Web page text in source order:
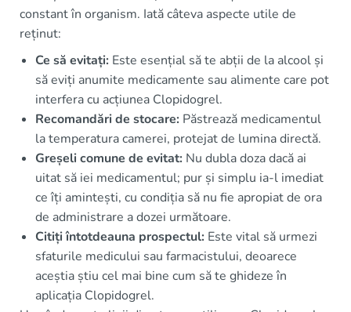
constant în organism. Iată câteva aspecte utile de
reținut:
Ce să evitați: Este esențial să te abții de la alcool și
să eviți anumite medicamente sau alimente care pot
interfera cu acțiunea Clopidogrel.
Recomandări de stocare: Păstrează medicamentul
la temperatura camerei, protejat de lumina directă.
Greșeli comune de evitat: Nu dubla doza dacă ai
uitat să iei medicamentul; pur și simplu ia-l imediat
ce îți amintești, cu condiția să nu fie apropiat de ora
de administrare a dozei următoare.
Citiți întotdeauna prospectul: Este vital să urmezi
sfaturile medicului sau farmacistului, deoarece
aceștia știu cel mai bine cum să te ghideze în
aplicația Clopidogrel.